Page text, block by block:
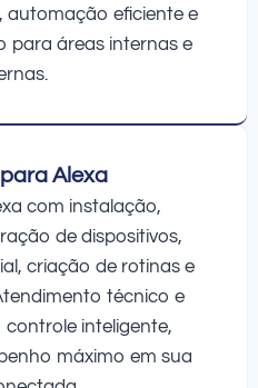
automação eficiente e
para áreas internas e
Alexa
com instalação,
de dispositivos,
criação de rotinas e
técnico e
inteligente,
máximo em sua